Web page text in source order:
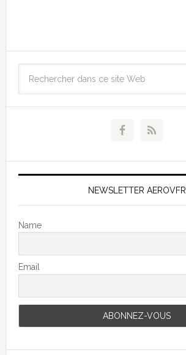
NEWSLETTER AEROVFR
Name
Email